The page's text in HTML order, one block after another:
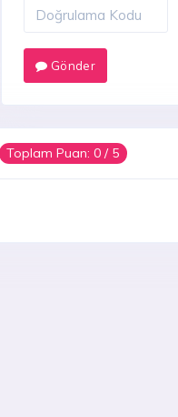
Gönder
Toplam Puan:0 / 5